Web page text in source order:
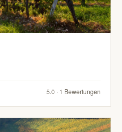
5.0 · 1 Bewertungen